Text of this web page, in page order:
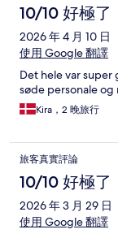
論
10/10 好極了
2026 年 4 月 10 日
使用 Google 翻譯
Det hele var
søde personale
Kira，2 晚旅行
旅客真實評論
10/10 好極了
2026 年 3 月 29 日
使用 Google 翻譯